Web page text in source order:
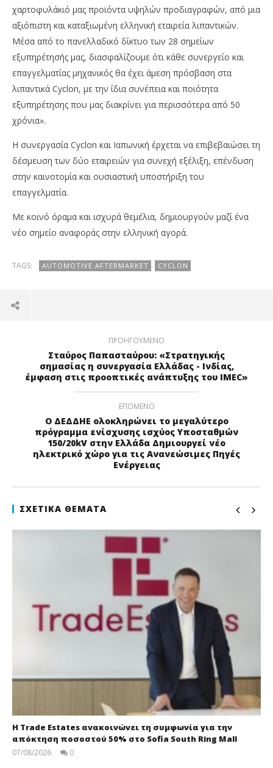
χαρτοφυλάκιό μας προϊόντα υψηλών προδιαγραφών, από μια
αξιόπιστη και καταξιωμένη ελληνική εταιρεία λιπαντικών.
Μέσα από το πανελλαδικό δίκτυο των 28 σημείων
εξυπηρέτησής μας, διασφαλίζουμε ότι κάθε συνεργείο και
επαγγελματίας μηχανικός θα έχει άμεση πρόσβαση στα
λιπαντικά Cyclon, με την ίδια συνέπεια και ποιότητα
εξυπηρέτησης που μας διακρίνει για περισσότερα από 50
χρόνια».
Η συνεργασία Cyclon και Ιαπωνική έρχεται να επιβεβαιώσει τη
δέσμευση των δύο εταιρειών για συνεχή εξέλιξη, επένδυση
στην καινοτομία και ουσιαστική υποστήριξη του
επαγγελματία.
Με κοινό όραμα και ισχυρά θεμέλια, δημιουργούν μαζί ένα
νέο σημείο αναφοράς στην ελληνική αγορά.
TAGS: AUTOMOTIVE AFTERMARKET CYCLON
ΠΡΟΗΓΟΎΜΕΝΟ
Σταύρος Παπασταύρου: «Στρατηγικής
σημασίας η συνεργασία Ελλάδας - Ινδίας,
έμφαση στις προοπτικές ανάπτυξης του IMEC»
ΕΠΌΜΕΝΟ
Ο ΔΕΔΔΗΕ ολοκληρώνει το μεγαλύτερο
πρόγραμμα ενίσχυσης ισχύος Υποσταθμών
150/20kV στην Ελλάδα Δημιουργεί νέο
ηλεκτρικό χώρο για τις Ανανεώσιμες Πηγές
Ενέργειας
ΣΧΕΤΙΚΆ ΘΈΜΑΤΑ
Η Trade Estates ανακοινώνει τη συμφωνία για την
απόκτηση ποσοστού 50% στο Sofia South Ring Mall
07/08/2026 0